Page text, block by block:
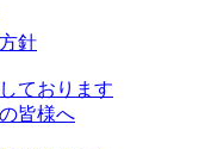
針
ております
皆様へ